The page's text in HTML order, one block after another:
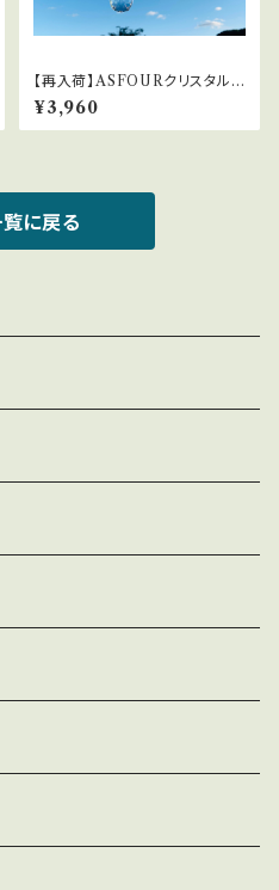
【再入荷】ASFOURクリスタルサ
ンキャッチャー
¥3,960
に戻る